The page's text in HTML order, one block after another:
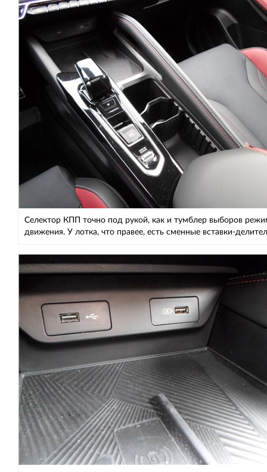
Селектор КПП точно под рукой, как и тумблер выборов
движения. У лотка, что правее, есть сменные вставки-